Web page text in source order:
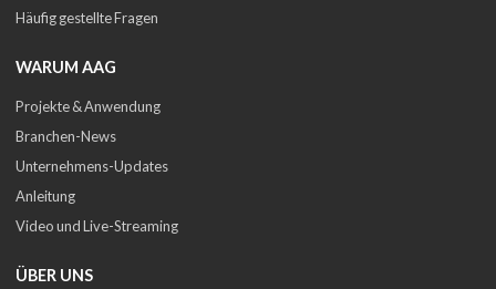
Häufig gestellte Fragen
WARUM AAG
Projekte & Anwendung
Branchen-News
Unternehmens-Updates
Anleitung
Video und Live-Streaming
ÜBER UNS